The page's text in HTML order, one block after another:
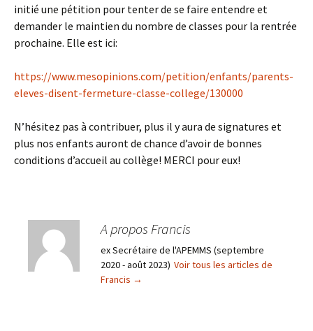
initié une pétition pour tenter de se faire entendre et
demander le maintien du nombre de classes pour la rentrée
prochaine. Elle est ici:
https://www.mesopinions.com/petition/enfants/parents-
eleves-disent-fermeture-classe-college/130000
N’hésitez pas à contribuer, plus il y aura de signatures et
plus nos enfants auront de chance d’avoir de bonnes
conditions d’accueil au collège! MERCI pour eux!
A propos Francis
ex Secrétaire de l'APEMMS (septembre
2020 - août 2023) Voir tous les articles de
Francis →